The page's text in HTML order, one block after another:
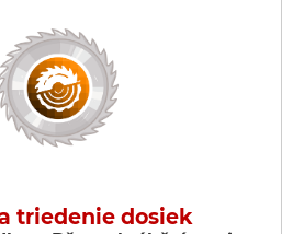
triedenie dosiek